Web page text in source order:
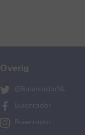
Overig
@BuienradarNL
Buienradar
Buienradar